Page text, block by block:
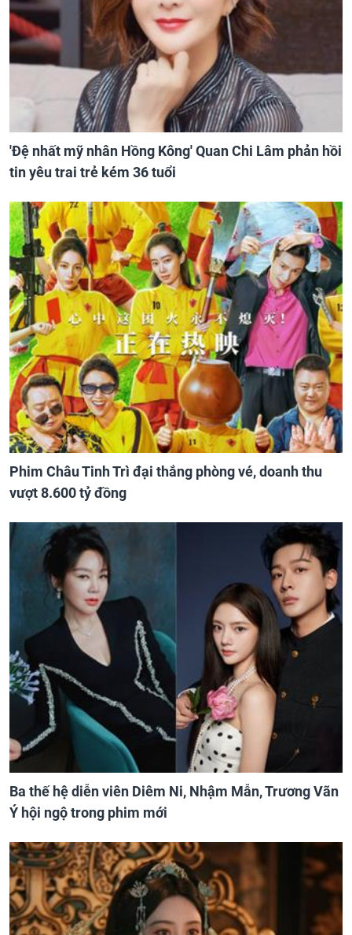
'Đệ nhất mỹ nhân Hồng Kông' Quan Chi Lâm phản hồi
tin yêu trai trẻ kém 36 tuổi
Phim Châu Tinh Trì đại thắng phòng vé, doanh thu
vượt 8.600 tỷ đồng
Ba thế hệ diễn viên Diêm Ni, Nhậm Mẫn, Trương Vãn
Ý hội ngộ trong phim mới